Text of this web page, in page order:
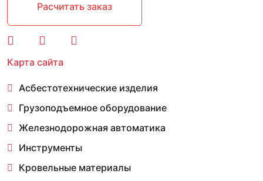
Расчитать заказ
Карта сайта
Асбестотехнические изделия
Грузоподъемное оборудование
Железнодорожная автоматика
Инструменты
Кровельные материалы